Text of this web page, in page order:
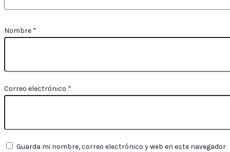
Nombre *
Correo electrónico *
Guarda mi nombre, correo electrónico y web en este navegador